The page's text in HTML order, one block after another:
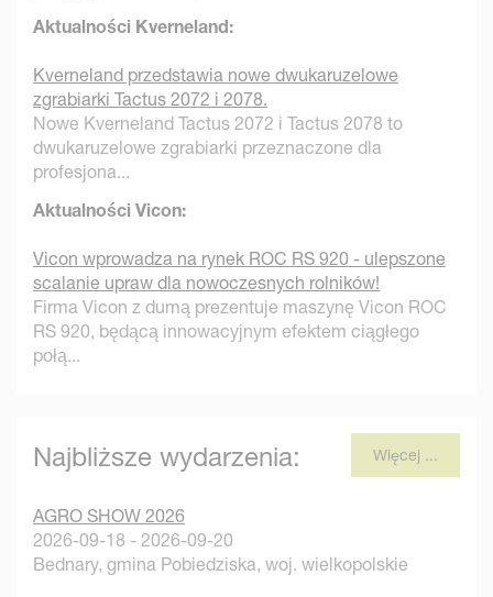
Aktualności Kverneland:
Kverneland przedstawia nowe dwukaruzelowe
zgrabiarki Tactus 2072 i 2078.
Nowe Kverneland Tactus 2072 i Tactus 2078 to
dwukaruzelowe zgrabiarki przeznaczone dla
profesjona...
Aktualności Vicon:
Vicon wprowadza na rynek ROC RS 920 - ulepszone
scalanie upraw dla nowoczesnych rolników!
Firma Vicon z dumą prezentuje maszynę Vicon ROC
RS 920, będącą innowacyjnym efektem ciągłego
połą...
Najbliższe wydarzenia: Więcej ...
AGRO SHOW 2026
2026-09-18 - 2026-09-20
Bednary, gmina Pobiedziska, woj. wielkopolskie